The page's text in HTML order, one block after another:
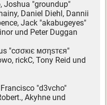
Joshua "groundup"
Daniel Diehl, Dannii
Jack "akabugeyes"
und Peter Duggan
"cσσкιє мσηѕтєя"
rickC, Tony Reid und
"d3vcho"
Akyhne und